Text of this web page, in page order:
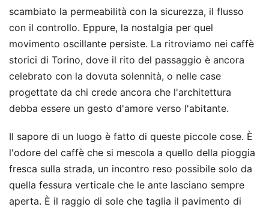
scambiato la permeabilità con la sicurezza, il flusso
con il controllo. Eppure, la nostalgia per quel
movimento oscillante persiste. La ritroviamo nei caffè
storici di Torino, dove il rito del passaggio è ancora
celebrato con la dovuta solennità, o nelle case
progettate da chi crede ancora che l'architettura
debba essere un gesto d'amore verso l'abitante.
Il sapore di un luogo è fatto di queste piccole cose. È
l'odore del caffè che si mescola a quello della pioggia
fresca sulla strada, un incontro reso possibile solo da
quella fessura verticale che le ante lasciano sempre
aperta. È il raggio di sole che taglia il pavimento di